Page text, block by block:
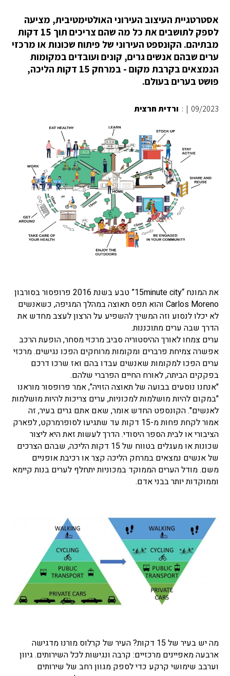
אסטרטגיית העיצוב העירוני האולטימטיבית, מציעה
לספק לתושבים את כל מה שהם צריכים תוך 15 דקות
מבתיהם. הקונספט העירוני של פיתוח שכונות או מרכזי
ערים שבהם אנשים גרים, קונים ועובדים במקומות
הנמצאים בקרבת מקום - במרחק 15 דקות הליכה,
פושט בערים בעולם.
09/2023
|
: ורדית חרצית
את המונח “15minute city” טבע בשנת 2016 פרופסור בסורבון
Carlos Moreno והוא תפס תאוצה במהלך המגיפה, כשאנשים
לא יכלו לנסוע וזה המשיך להשפיע על הרצון לעצב מחדש את
הדרך שבה ערים מתוכננות.
ערים צמחו לאורך ההיסטוריה סביב מרכזי מסחר, הופעת הרכב
אפשרה צמיחת פרברים ומקומות מרוחקים הפכו נגישים. מרכזי
ערים הפכו למקומות שאנשים עבדו בהם ואז שרכו דרכם
בפקקים הביתה, לאורח החיים הפרברי שלהם.
"אנחנו נוסעים בבועה של תאוצה הזויה", אמר פרופסור מוראנו
"במקום להיות מושלמות למכוניות, ערים צריכות להיות מושלמות
לאנשים". הקונספט החדש אומר, שאם אתם גרים בעיר, זה
אמור לקחת פחות מ-15 דקות עד שתגיעו לסופרמרקט, לפארק
הציבורי או לבית הספר היסודי. הדרך לעשות זאת היא ליצור
שכונות או מעגלים בטווח של 15 דקות הליכה, שבהם הצרכים
של אנשים נמצאים במרחק הליכה קצר או רכיבת אופניים
משם. מודל הערים הממוקד במכוניות יתחלף לערים בנות קיימא
וממוקדות יותר בבני אדם.
מה יש בעיר של 15 דקות? העיר של קרלוס מורנו מדגישה
ארבעה מאפיינים מרכזיים: קרבה ונגישות לכל השירותים. גיוון
וערבב שימושי קרקע כדי לספק מגוון רחב של שירותים